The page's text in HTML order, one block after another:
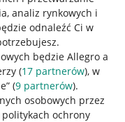
analiz rynkowych i
odnaleźć Ci w
będzie Allegro a
(17 partnerów), w
(9 partnerów).
osobowych przez
ochrony